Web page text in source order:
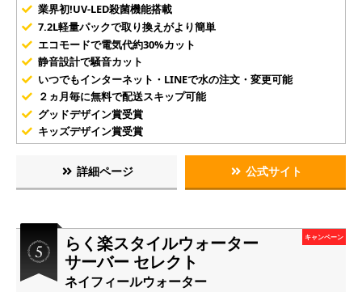
業界初!UV-LED殺菌機能搭載
7.2L軽量パックで取り換えがより簡単
エコモードで電気代約30%カット
静音設計で騒音カット
いつでもインターネット・LINEで水の注文・変更可能
２ヵ月毎に無料で配送スキップ可能
グッドデザイン賞受賞
キッズデザイン賞受賞
詳細ページ 公式サイト
らく楽スタイルウォーター
サーバー セレクト
ネイフィールウォーター
キャンペーン